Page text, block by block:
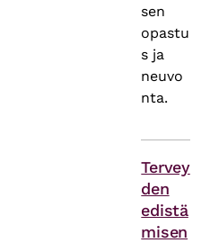
sen
opastu
s ja
neuvo
nta.
Tervey
den
edistä
misen